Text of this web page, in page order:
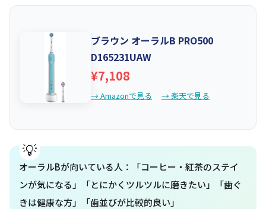
ブラウン オーラルB PRO500
D165231UAW
¥7,108
→ Amazonで見る → 楽天で見る
オーラルBが向いている人：「コーヒー・紅茶のステイ
ンが気になる」「とにかくツルツルに磨きたい」「歯ぐ
きは健康な方」「歯並びが比較的良い」